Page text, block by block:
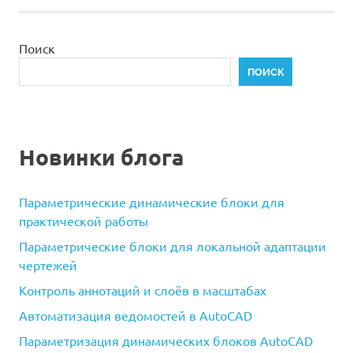
Поиск
ПОИСК
Новинки блога
Параметрические динамические блоки для
практической работы
Параметрические блоки для локальной адаптации
чертежей
Контроль аннотаций и слоёв в масштабах
Автоматизация ведомостей в AutoCAD
Параметризация динамических блоков AutoCAD